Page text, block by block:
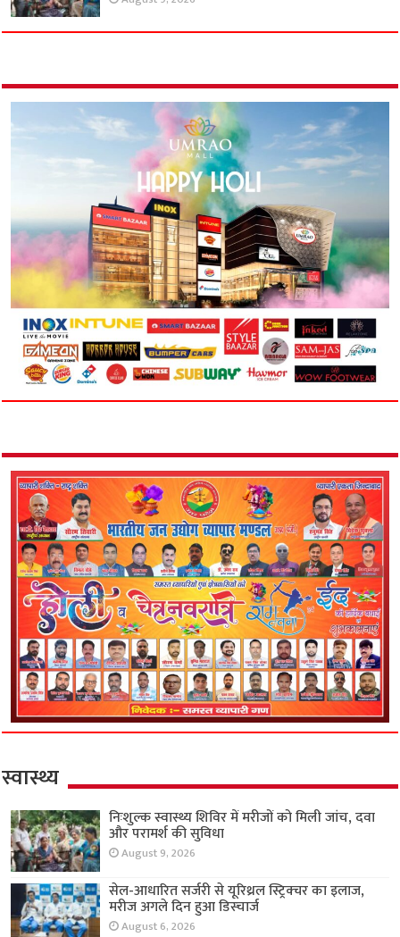
स्वास्थ्य
निःशुल्क स्वास्थ्य शिविर में मरीजों को मिली जांच, दवा
और परामर्श की सुविधा
August 9, 2026
सेल-आधारित सर्जरी से यूरिथ्रल स्ट्रिक्चर का इलाज,
मरीज अगले दिन हुआ डिस्चार्ज
August 6, 2026